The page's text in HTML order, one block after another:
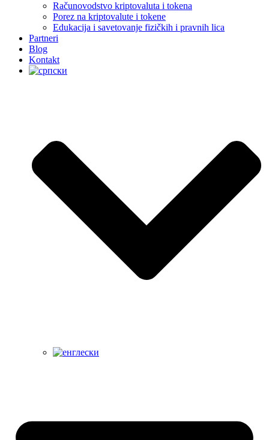
Računovodstvo kriptovaluta i tokena
Porez na kriptovalute i tokene
Edukacija i savetovanje fizičkih i pravnih lica
Partneri
Blog
Kontakt